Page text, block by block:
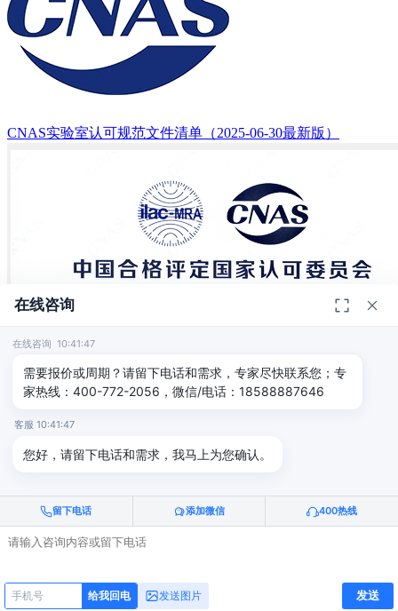
CNAS实验室认可规范文件清单（2025-06-30最新版）
在线咨询
在线咨询 10:41:47
需要报价或周期？请留下电话和需求，专家尽快联系您；专
家热线：400-772-2056，微信/电话：18588887646
客服 10:41:47
您好，请留下电话和需求，我马上为您确认。
留下电话 添加微信 400热线
给我回电 发送图片 发送